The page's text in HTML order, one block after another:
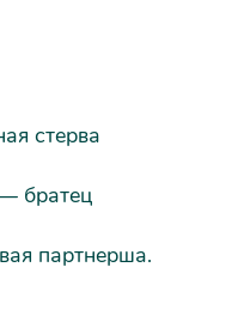
стерва
братец
партнерша.